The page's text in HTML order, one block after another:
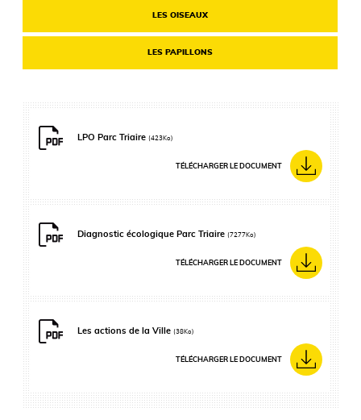
LES OISEAUX
LES PAPILLONS
LPO Parc Triaire(423Ko)
TÉLÉCHARGER LE DOCUMENT
Diagnostic écologique Parc Triaire(7277Ko)
TÉLÉCHARGER LE DOCUMENT
Les actions de la Ville(38Ko)
TÉLÉCHARGER LE DOCUMENT